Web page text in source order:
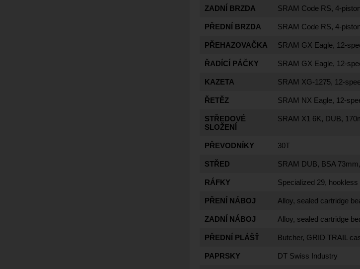
ZADNÍ BRZDA SRAM Code RS, 4-
PŘEDNÍ BRZDA SRAM Code RS, 4-
PŘEHAZOVAČKA SRAM GX Eagle, 12-
ŘADÍCÍ PÁČKY SRAM GX Eagle, 12-
KAZETA SRAM XG-1275, 12-
ŘETĚZ SRAM NX Eagle, 12-
STŘEDOVÉ
SLOŽENÍ
SRAM X1 6K, DUB,
PŘEVODNÍKY 30T
STŘED SRAM DUB, BSA
RÁFKY Specialized 29,
PŘENÍ NÁBOJ Alloy, sealed cartridge
ZADNÍ NÁBOJ Alloy, sealed cartridge
PŘEDNÍ PLÁŠŤ Butcher, GRID TRAIL
PAPRSKY DT Swiss Industry